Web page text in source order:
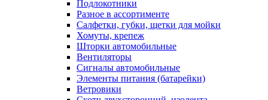
Подлокотники
Разное в ассортименте
Салфетки, губки, щетки для мойки
Хомуты, крепеж
Шторки автомобильные
Вентиляторы
Сигналы автомобильные
Элементы питания (батарейки)
Ветровики